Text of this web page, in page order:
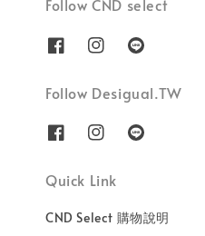
Follow CND select
Follow Desigual.TW
Quick Link
CND Select 購物說明